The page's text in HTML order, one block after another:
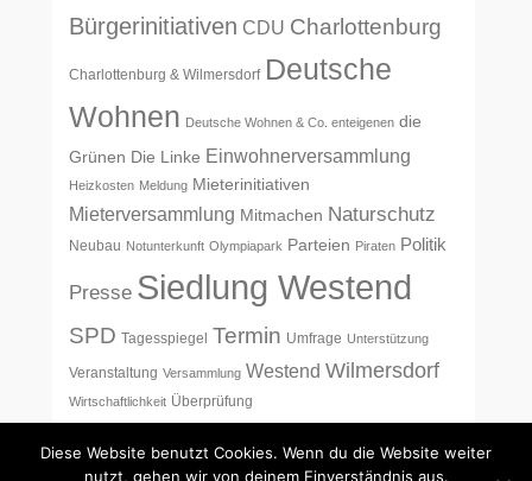
Bürgerinitiativen CDU Charlottenburg
Charlottenburg & Wilmersdorf Deutsche
Wohnen Deutsche Wohnen & Co. enteigenen die
Grünen Die Linke Einwohnerversammlung
Heizkosten Meldung Mieterinitiativen
Mieterversammlung Mitmachen Naturschutz
Neubau Notunterkunft Olympiapark Parteien Piraten Politik
Presse Siedlung Westend
SPD Tagesspiegel Termin Umfrage Unterstützung
Veranstaltung Versammlung Westend Wilmersdorf
Wirtschaftlichkeit Überprüfung
Diese Website benutzt Cookies. Wenn du die Website weiter
nutzt, gehen wir von deinem Einverständnis aus.